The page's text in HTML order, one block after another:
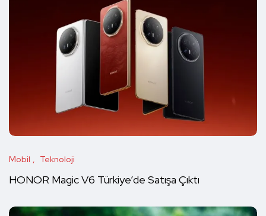
Mobil Teknoloji
HONOR Magic V6 Türkiye’de Satışa Çıktı